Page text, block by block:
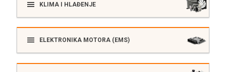
KLIMA I HLAĐENJE
ELEKTRONIKA MOTORA (EMS)